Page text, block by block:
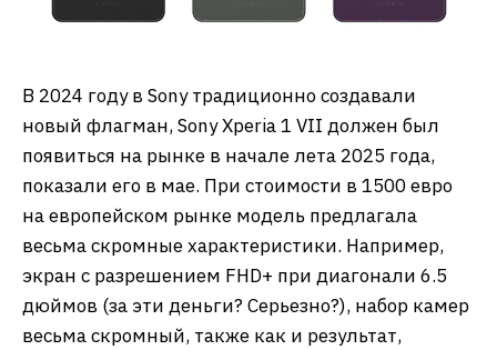
В 2024 году в Sony традиционно создавали
новый флагман, Sony Xperia 1 VII должен был
появиться на рынке в начале лета 2025 года,
показали его в мае. При стоимости в 1500 евро
на европейском рынке модель предлагала
весьма скромные характеристики. Например,
экран с разрешением FHD+ при диагонали 6.5
дюймов (за эти деньги? Серьезно?), набор камер
весьма скромный, также как и результат,